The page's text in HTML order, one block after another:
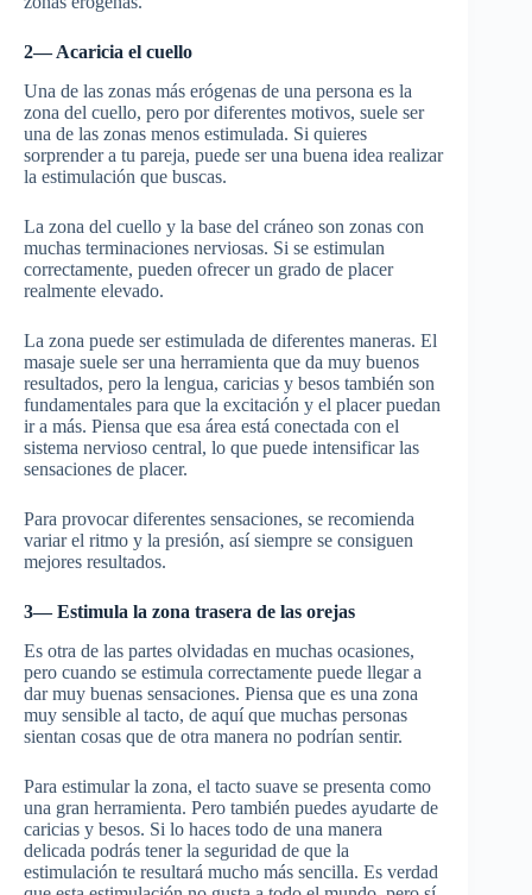
2— Acaricia el cuello
Una de las zonas más erógenas de una persona es la
zona del cuello, pero por diferentes motivos, suele ser
una de las zonas menos estimulada. Si quieres
sorprender a tu pareja, puede ser una buena idea realizar
la estimulación que buscas.
La zona del cuello y la base del cráneo son zonas con
muchas terminaciones nerviosas. Si se estimulan
correctamente, pueden ofrecer un grado de placer
realmente elevado.
La zona puede ser estimulada de diferentes maneras. El
masaje suele ser una herramienta que da muy buenos
resultados, pero la lengua, caricias y besos también son
fundamentales para que la excitación y el placer puedan
ir a más. Piensa que esa área está conectada con el
sistema nervioso central, lo que puede intensificar las
sensaciones de placer.
Para provocar diferentes sensaciones, se recomienda
variar el ritmo y la presión, así siempre se consiguen
mejores resultados.
3— Estimula la zona trasera de las orejas
Es otra de las partes olvidadas en muchas ocasiones,
pero cuando se estimula correctamente puede llegar a
dar muy buenas sensaciones. Piensa que es una zona
muy sensible al tacto, de aquí que muchas personas
sientan cosas que de otra manera no podrían sentir.
Para estimular la zona, el tacto suave se presenta como
una gran herramienta. Pero también puedes ayudarte de
caricias y besos. Si lo haces todo de una manera
delicada podrás tener la seguridad de que la
estimulación te resultará mucho más sencilla. Es verdad